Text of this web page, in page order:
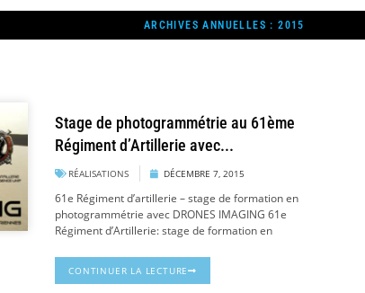
ARCHIVES ANNUELLES : 2015
Stage de photogrammétrie au 61ème
Régiment d’Artillerie avec...
RÉALISATIONS DÉCEMBRE 7, 2015
61e Régiment d’artillerie – stage de formation en
photogrammétrie avec DRONES IMAGING 61e
Régiment d’Artillerie: stage de formation en
CONTINUER LA LECTURE